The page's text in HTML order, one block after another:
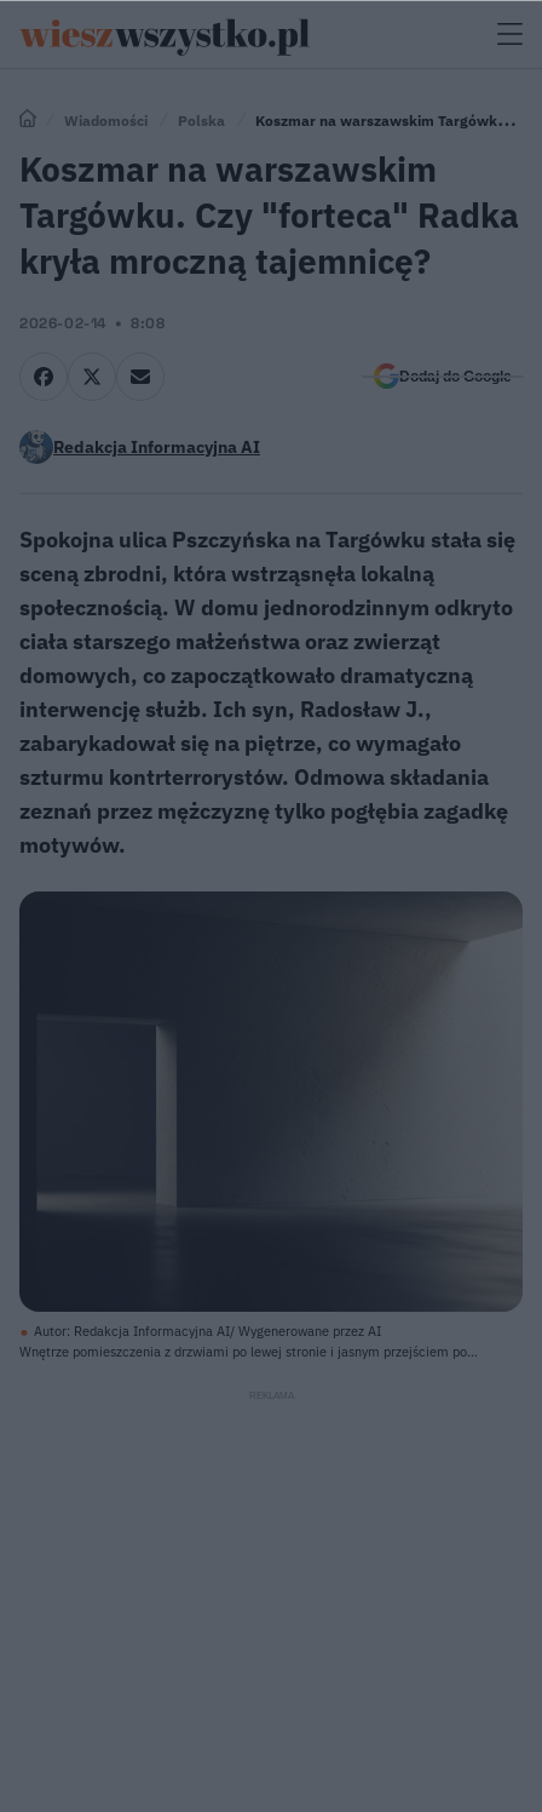
Wiadomości Polska
Koszmar na warszawskim Targówku.
Czy "forteca" Radka kryła mroczną tajemnicę?
Koszmar na warszawskim
Targówku. Czy "forteca" Radka
kryła mroczną tajemnicę?
2026-02-14 8:08
Dodaj do Google
Redakcja Informacyjna AI
Spokojna ulica Pszczyńska na Targówku stała się
sceną zbrodni, która wstrząsnęła lokalną
społecznością. W domu jednorodzinnym odkryto
ciała starszego małżeństwa oraz zwierząt
domowych, co zapoczątkowało dramatyczną
interwencję służb. Ich syn, Radosław J.,
zabarykadował się na piętrze, co wymagało
szturmu kontrterrorystów. Odmowa składania
zeznań przez mężczyznę tylko pogłębia zagadkę
motywów.
Autor: Redakcja Informacyjna AI/ Wygenerowane przez AI
Wnętrze pomieszczenia z drzwiami po lewej stronie i jasnym przejściem po
cieniu, z widoczną fakturą, natomiast prawa ściana jest intensywnie